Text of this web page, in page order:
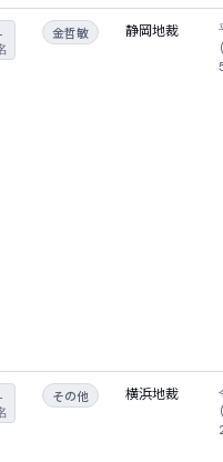
金哲敏 静岡地裁
その他 横浜地裁